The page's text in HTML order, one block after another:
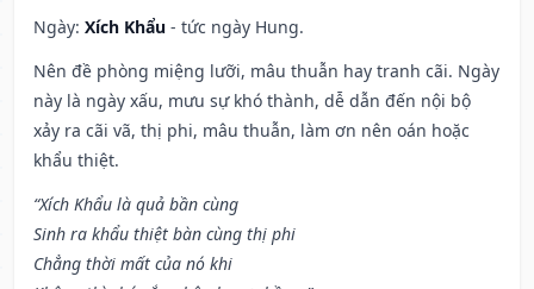
Ngày: Xích Khẩu - tức ngày Hung.
Nên đề phòng miệng lưỡi, mâu thuẫn hay tranh cãi. Ngày
này là ngày xấu, mưu sự khó thành, dễ dẫn đến nội bộ
xảy ra cãi vã, thị phi, mâu thuẫn, làm ơn nên oán hoặc
khẩu thiệt.
“Xích Khẩu là quả bần cùng
Sinh ra khẩu thiệt bàn cùng thị phi
Chẳng thời mất của nó khi